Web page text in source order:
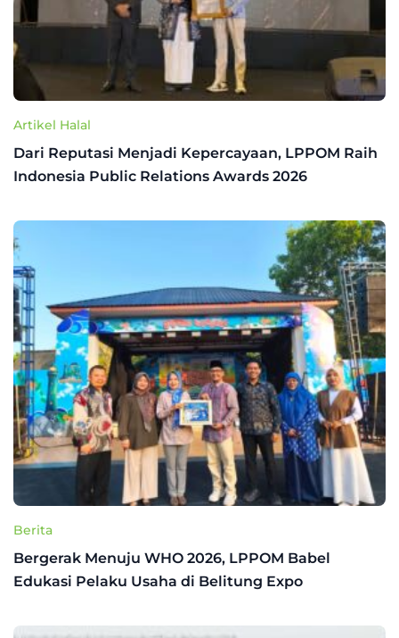
Artikel Halal
Dari Reputasi Menjadi Kepercayaan, LPPOM Raih
Indonesia Public Relations Awards 2026
Berita
Bergerak Menuju WHO 2026, LPPOM Babel
Edukasi Pelaku Usaha di Belitung Expo